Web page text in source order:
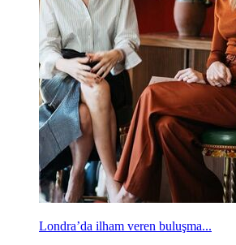
Londra’da ilham veren buluşma...